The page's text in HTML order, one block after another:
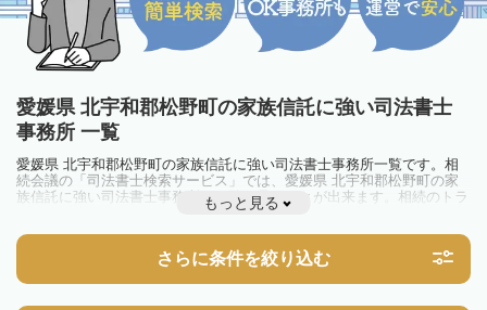
愛媛県 北宇和郡松野町の家族信託に強い司法書士
事務所 一覧
愛媛県 北宇和郡松野町の家族信託に強い司法書士事務所一覧です。相
続会議の「司法書士検索サービス」では、愛媛県 北宇和郡松野町の家
族信託に強い司法書士事務所を一覧で見ることが出来ます。相続のトラ
ブルやお悩みを抱えている方は一度近隣の司法書士に相談してみましょ
もっと見る
さらに条件を絞り込む